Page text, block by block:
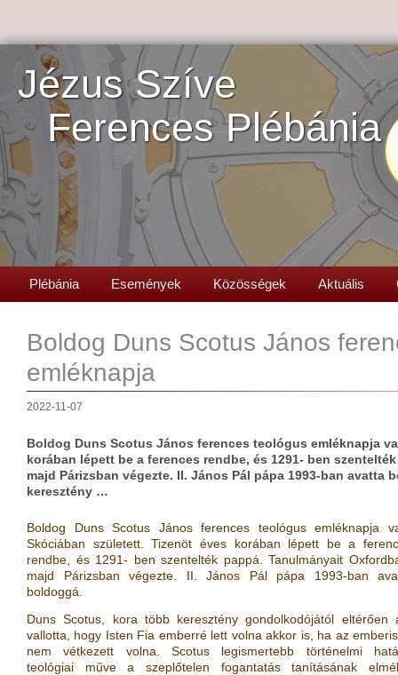
Jézus Szíve
Ferences Plébánia
Plébánia Események Közösségek Aktuális
Boldog Duns Scotus János
emléknapja
2022-11-07
Boldog Duns Scotus János ferences teológus emléknapja
korában lépett be a ferences rendbe, és 1291- ben
majd Párizsban végezte. II. János Pál pápa 1993-ban avatta
keresztény …
Boldog Duns Scotus János ferences teológus emléknapja
Skóciában született. Tizenöt éves korában lépett be a
rendbe, és 1291- ben szentelték pappá. Tanulmányait
majd Párizsban végezte. II. János Pál pápa 1993-ban
boldoggá.
Duns Scotus, kora több keresztény gondolkodójától eltérően
vallotta, hogy Isten Fia emberré lett volna akkor is, ha az
nem vétkezett volna. Scotus legismertebb történelmi
teológiai műve a szeplőtelen fogantatás tanításának